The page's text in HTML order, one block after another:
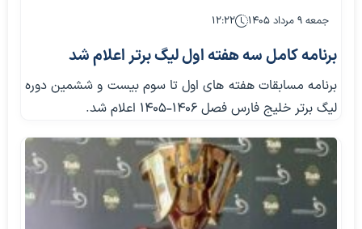
جمعه ۹ مرداد ۱۴۰۵ ۱۲:۲۲
برنامه کامل سه هفته اول لیگ برتر اعلام شد
برنامه مسابقات هفته های اول تا سوم بیست و ششمین دوره
لیگ برتر خلیج فارس فصل ۱۴۰۶-۱۴۰۵ اعلام شد.